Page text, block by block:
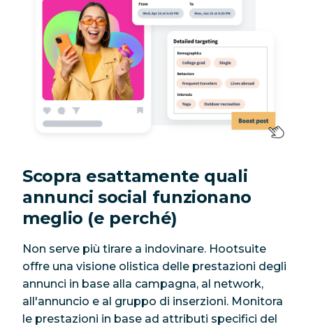
Scopra esattamente quali
annunci social funzionano
meglio (e perché)
Non serve più tirare a indovinare. Hootsuite
offre una visione olistica delle prestazioni degli
annunci in base alla campagna, al network,
all'annuncio e al gruppo di inserzioni. Monitora
le prestazioni in base ad attributi specifici del